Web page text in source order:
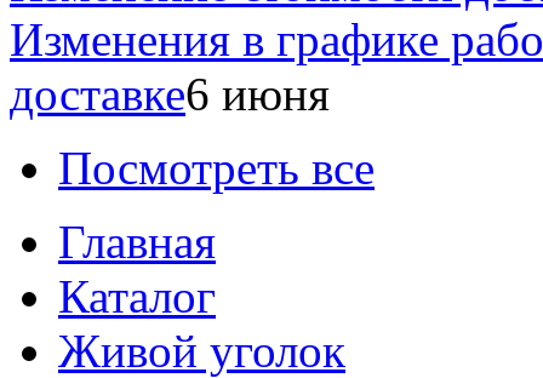
Изменения в графике
доставке6 июня
Посмотреть все
Главная
Каталог
Живой уголок